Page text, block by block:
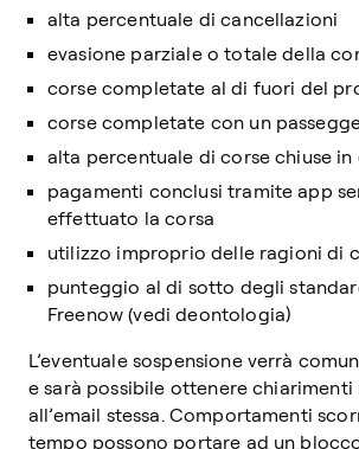
alta percentuale di cancellazioni
evasione parziale o totale della
corse completate al di fuori del
corse completate con un
alta percentuale di corse chiuse
pagamenti conclusi tramite app
effettuato la corsa
utilizzo improprio delle ragioni di
punteggio al di sotto degli
Freenow (vedi deontologia)
L’eventuale sospensione verrà
e sarà possibile ottenere
all’email stessa. Comportamenti
tempo possono portare ad un